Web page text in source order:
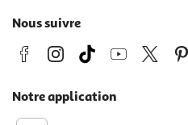
Nous suivre
Notre application